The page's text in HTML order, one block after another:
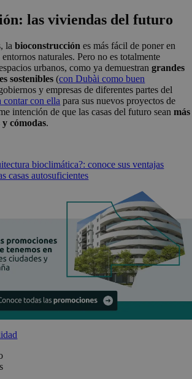
las viviendas del futuro
labioconstrucción es más fácil de poner en
naturales. Pero no es totalmente
urbanos, como ya demuestran grandes
sostenibles (con Dubài como buen
y empresas de diferentes partes del
contar con ella para sus nuevos proyectos de
intención de que las casas del futuro seanmás
y cómodas.
bioclimática?: conoce sus ventajas
casas autosuficientes